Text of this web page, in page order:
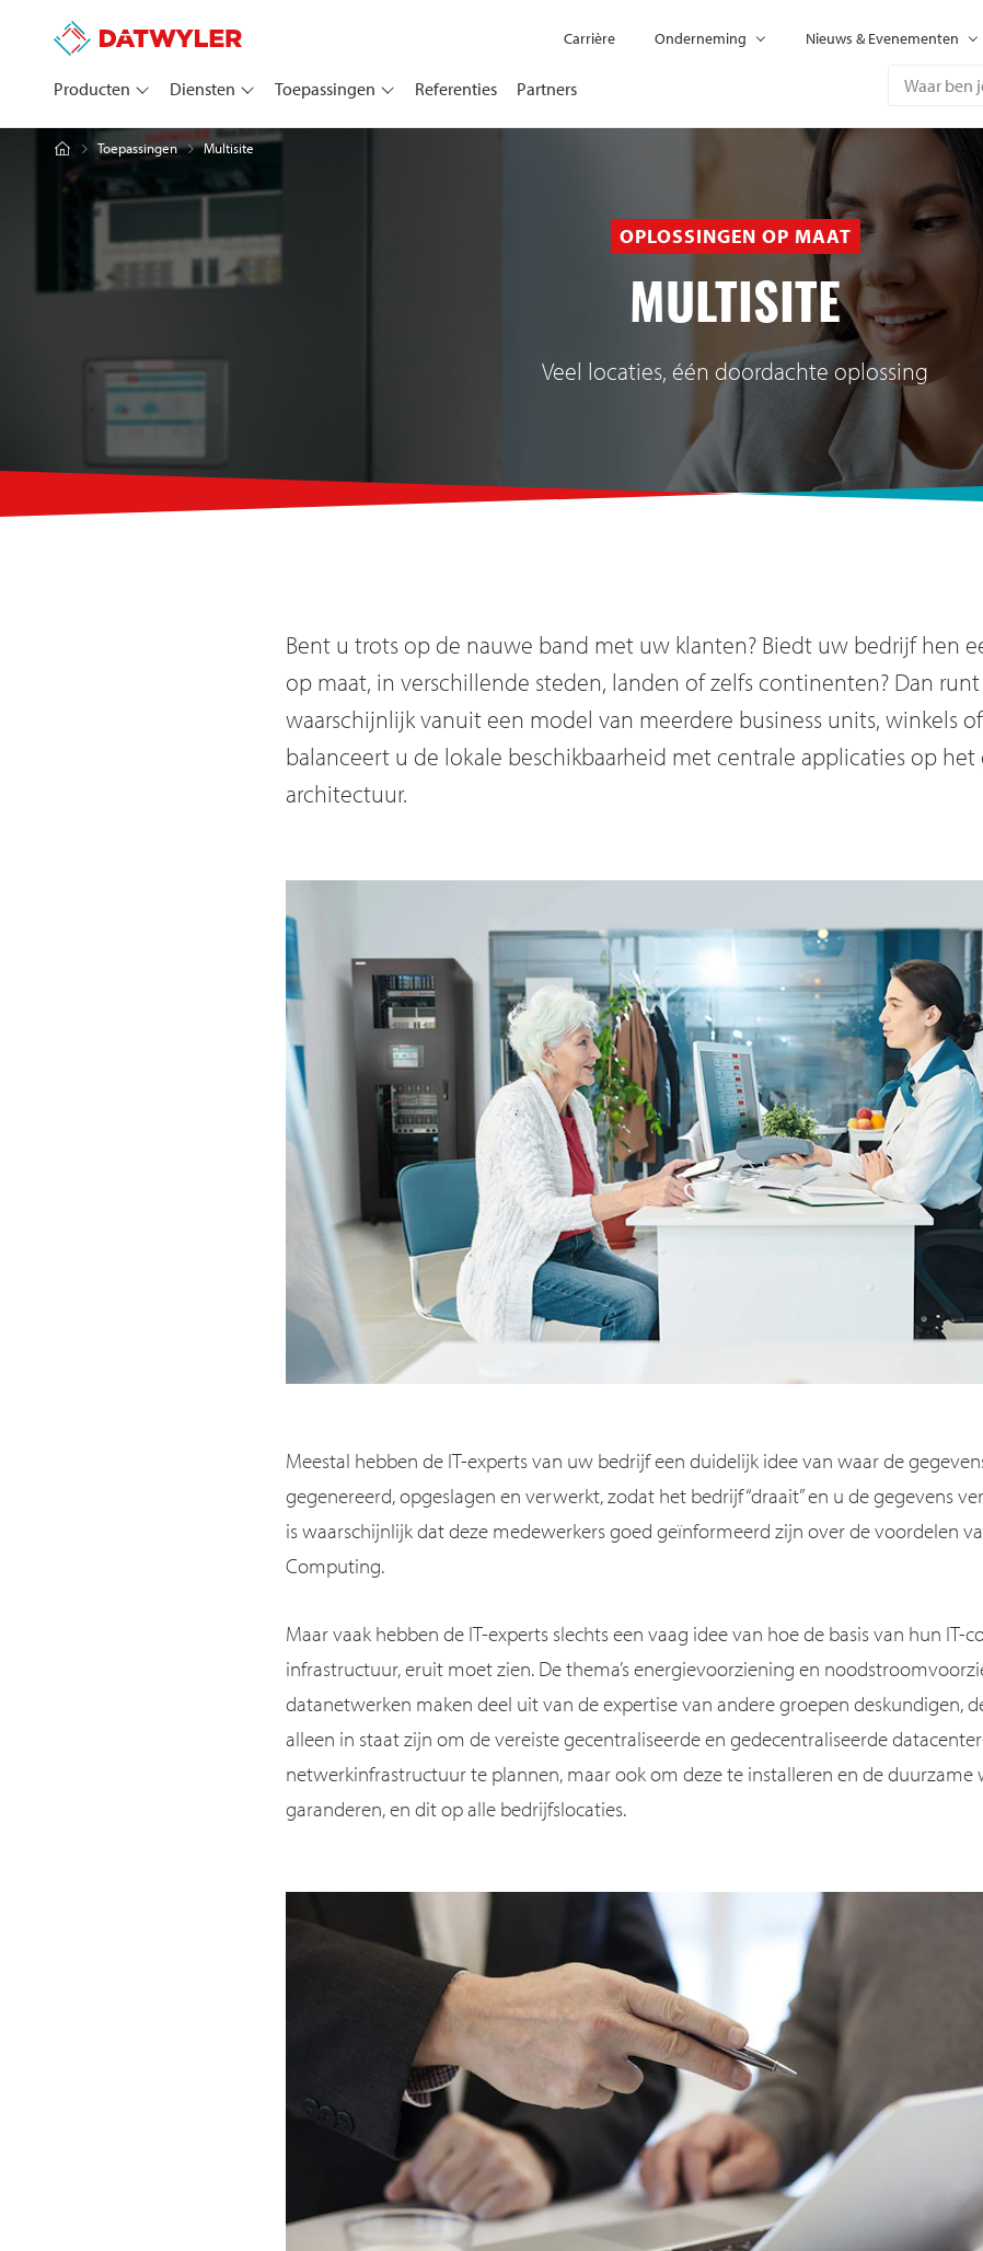
Producten Diensten Toepassingen Referenties Partners
Carrière Onderneming Nieuws & Evenementen
Toepassingen Multisite
OPLOSSINGEN OP MAAT
MULTISITE
Veel locaties, één doordachte oplossing
Bent u trots op de nauwe band met uw klanten? Biedt uw bedrijf hen
op maat, in verschillende steden, landen of zelfs continenten? Dan
waarschijnlijk vanuit een model van meerdere business units, winkels
balanceert u de lokale beschikbaarheid met centrale applicaties op het
architectuur.
Meestal hebben de IT-experts van uw bedrijf een duidelijk idee van waar de
gegenereerd, opgeslagen en verwerkt, zodat het bedrijf “draait” en u de gegevens
is waarschijnlijk dat deze medewerkers goed geïnformeerd zijn over de voordelen
Computing.
Maar vaak hebben de IT-experts slechts een vaag idee van hoe de basis van hun IT-
infrastructuur, eruit moet zien. De thema’s energievoorziening en
datanetwerken maken deel uit van de expertise van andere groepen deskundigen,
alleen in staat zijn om de vereiste gecentraliseerde en gedecentraliseerde
netwerkinfrastructuur te plannen, maar ook om deze te installeren en de duurzame
garanderen, en dit op alle bedrijfslocaties.